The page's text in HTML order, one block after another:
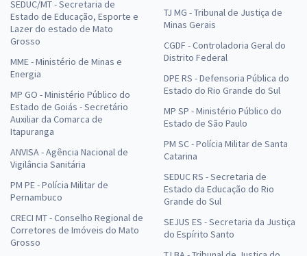
SEDUC/MT - Secretaria de
Estado de Educação, Esporte e
Lazer do estado de Mato
Grosso
MME - Ministério de Minas e
Energia
MP GO - Ministério Público do
Estado de Goiás - Secretário
Auxiliar da Comarca de
Itapuranga
ANVISA - Agência Nacional de
Vigilância Sanitária
PM PE - Polícia Militar de
Pernambuco
CRECI MT - Conselho Regional de
Corretores de Imóveis do Mato
Grosso
TJ MG - Tribunal de Justiça de
Minas Gerais
CGDF - Controladoria Geral do
Distrito Federal
DPE RS - Defensoria Pública do
Estado do Rio Grande do Sul
MP SP - Ministério Público do
Estado de São Paulo
PM SC - Polícia Militar de Santa
Catarina
SEDUC RS - Secretaria de
Estado da Educação do Rio
Grande do Sul
SEJUS ES - Secretaria da Justiça
do Espírito Santo